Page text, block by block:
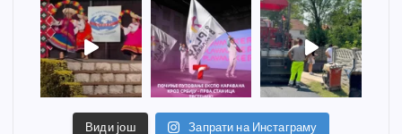
Види још Запрати на Инстаграму